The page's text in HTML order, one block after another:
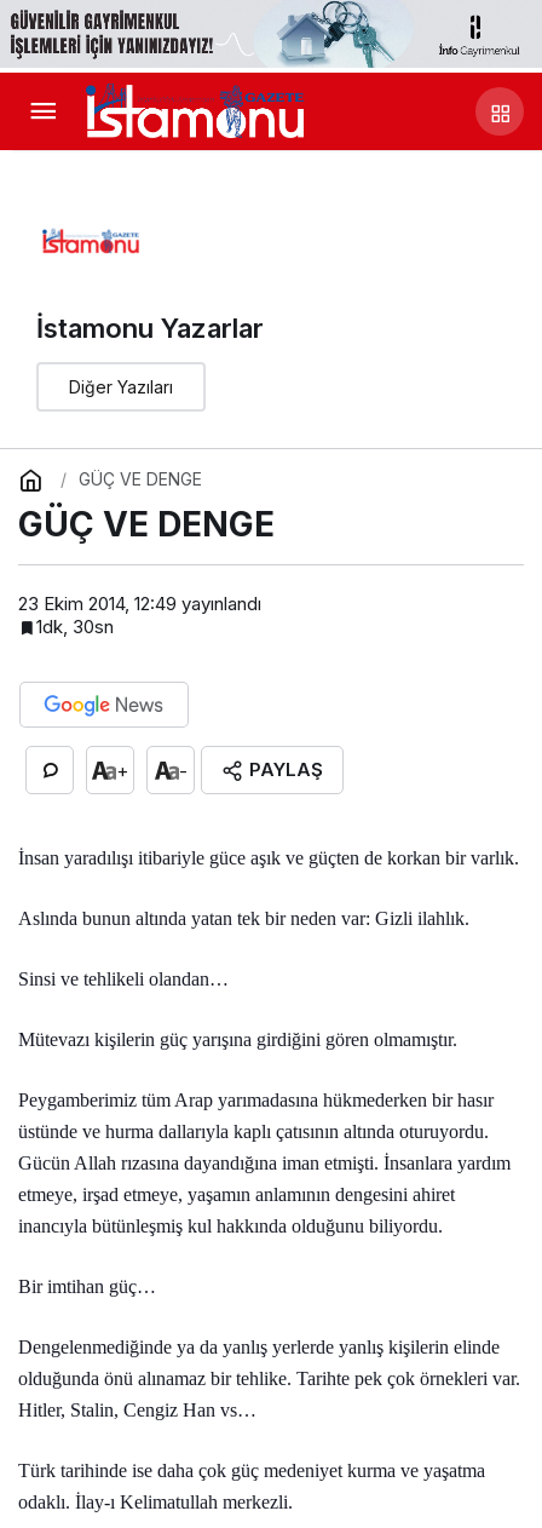
İstamonu Yazarlar
Diğer Yazıları
GÜÇ VE DENGE
GÜÇ VE DENGE
23 Ekim 2014, 12:49 yayınlandı
1dk, 30sn
+ - PAYLAŞ
İnsan yaradılışı itibariyle güce aşık ve güçten de korkan bir varlık.
Aslında bunun altında yatan tek bir neden var: Gizli ilahlık.
Sinsi ve tehlikeli olandan…
Mütevazı kişilerin güç yarışına girdiğini gören olmamıştır.
Peygamberimiz tüm Arap yarımadasına hükmederken bir hasır
üstünde ve hurma dallarıyla kaplı çatısının altında oturuyordu.
Gücün Allah rızasına dayandığına iman etmişti. İnsanlara yardım
etmeye, irşad etmeye, yaşamın anlamının dengesini ahiret
inancıyla bütünleşmiş kul hakkında olduğunu biliyordu.
Bir imtihan güç…
Dengelenmediğinde ya da yanlış yerlerde yanlış kişilerin elinde
olduğunda önü alınamaz bir tehlike. Tarihte pek çok örnekleri var.
Hitler, Stalin, Cengiz Han vs…
Türk tarihinde ise daha çok güç medeniyet kurma ve yaşatma
odaklı. İlay-ı Kelimatullah merkezli.